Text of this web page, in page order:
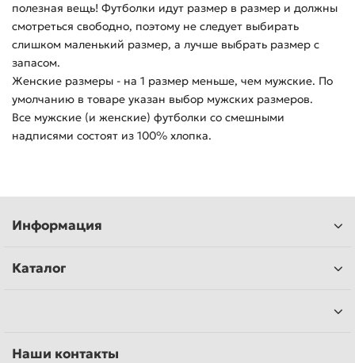
полезная вещь! Футболки идут размер в размер и должны
смотреться свободно, поэтому не следует выбирать
слишком маленький размер, а лучше выбрать размер с
запасом.
Женские размеры - на 1 размер меньше, чем мужские. По
умолчанию в товаре указан выбор мужских размеров.
Все мужские (и женские) футболки со смешными
надписями состоят из 100% хлопка.
Информация
Каталог
Наши контакты